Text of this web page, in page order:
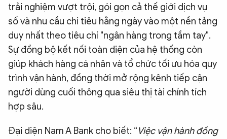
trải nghiệm vượt trội, gói gọn cả thế giới dịch vụ
số và nhu cầu chi tiêu hằng ngày vào một nền tảng
duy nhất theo tiêu chí "ngân hàng trong tầm tay".
Sự đồng bộ kết nối toàn diện của hệ thống còn
giúp khách hàng cá nhân và tổ chức tối ưu hóa quy
trình vận hành, đồng thời mở rộng kênh tiếp cận
người dùng cuối thông qua siêu thị tài chính tích
hợp sâu.
Đại diện Nam A Bank cho biết: “Việc vận hành đồng